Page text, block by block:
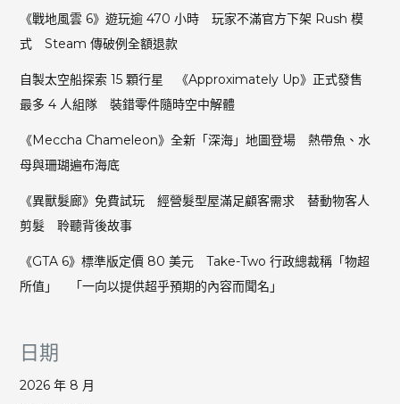
份
初
音
未
來
插
升
空
下
跨
15
年
際
回
憶
《戰地風雲 6》遊玩逾 470 小時 玩家不滿官方下架 Rush 模
式 Steam 傳破例全額退款
自製太空船探索 15 顆行星 《Approximately Up》正式發售
最多 4 人組隊 裝錯零件隨時空中解體
《Meccha Chameleon》全新「深海」地圖登場 熱帶魚、水
母與珊瑚遍布海底
《異獸髮廊》免費試玩 經營髮型屋滿足顧客需求 替動物客人
剪髮 聆聽背後故事
《GTA 6》標準版定價 80 美元 Take-Two 行政總裁稱「物超
所值」 「一向以提供超乎預期的內容而聞名」
日期
2026 年 8 月